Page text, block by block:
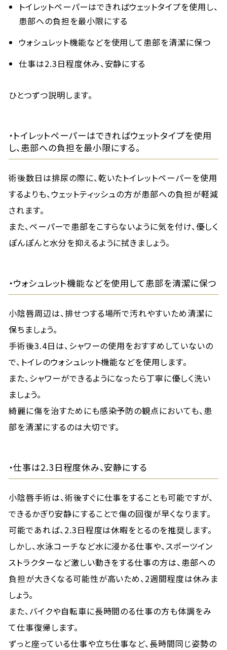
トイレットペーパーはできればウェットタイプを使用し、
患部への負担を最小限にする
ウォシュレット機能などを使用して患部を清潔に保つ
仕事は2.3日程度休み、安静にする
ひとつずつ説明します。
・トイレットペーパーはできればウェットタイプを使用
し、患部への負担を最小限にする。
術後数日は排尿の際に、乾いたトイレットペーパーを使用
するよりも、ウェットティッシュの方が患部への負担が軽減
されます。
また、ペーパーで患部をこすらないように気を付け、優しく
ぽんぽんと水分を抑えるように拭きましょう。
・ウォシュレット機能などを使用して患部を清潔に保つ
小陰唇周辺は、排せつする場所で汚れやすいため清潔に
保ちましょう。
手術後3.4日は、シャワーの使用をおすすめしていないの
で、トイレのウォシュレット機能などを使用します。
また、シャワーができるようになったら丁寧に優しく洗い
ましょう。
綺麗に傷を治すためにも感染予防の観点においても、患
部を清潔にするのは大切です。
・仕事は2.3日程度休み、安静にする
小陰唇手術は、術後すぐに仕事をすることも可能ですが、
できるかぎり安静にすることで傷の回復が早くなります。
可能であれば、2.3日程度は休暇をとるのを推奨します。
しかし、水泳コーチなど水に浸かる仕事や、スポーツイン
ストラクターなど激しい動きをする仕事の方は、患部への
負担が大きくなる可能性が高いため、2週間程度は休みま
しょう。
また、バイクや自転車に長時間のる仕事の方も体調をみ
て仕事復帰します。
ずっと座っている仕事や立ち仕事など、長時間同じ姿勢の